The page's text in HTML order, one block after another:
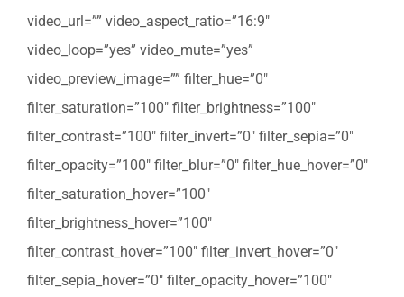
video_url=”” video_aspect_ratio=”16:9″
video_loop=”yes” video_mute=”yes”
video_preview_image=”” filter_hue=”0″
filter_saturation=”100″ filter_brightness=”100″
filter_contrast=”100″ filter_invert=”0″ filter_sepia=”0″
filter_opacity=”100″ filter_blur=”0″ filter_hue_hover=”0″
filter_saturation_hover=”100″
filter_brightness_hover=”100″
filter_contrast_hover=”100″ filter_invert_hover=”0″
filter_sepia_hover=”0″ filter_opacity_hover=”100″